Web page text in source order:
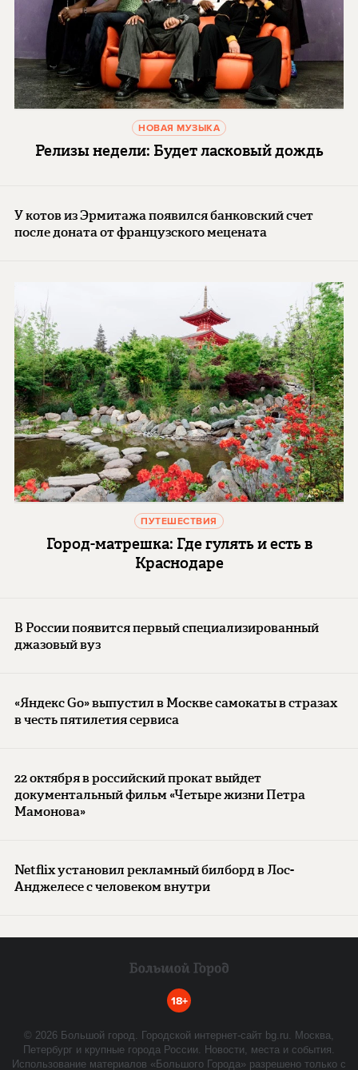
НОВАЯ МУЗЫКА
Релизы недели: Будет ласковый дождь
У котов из Эрмитажа появился банковский счет
после доната от французского мецената
ПУТЕШЕСТВИЯ
Город-матрешка: Где гулять и есть в
Краснодаре
В России появится первый специализированный
джазовый вуз
«Яндекс Go» выпустил в Москве самокаты в стразах
в честь пятилетия сервиса
22 октября в российский прокат выйдет
документальный фильм «Четыре жизни Петра
Мамонова»
Netflix установил рекламный билборд в Лос-
Анджелесе с человеком внутри
18+
© 2026 Большой город. Городской интернет-сайт bg.ru. Москва,
Петербург и крупные города России. Новости, места и события.
Использование материалов «Большого Города» разрешено только с